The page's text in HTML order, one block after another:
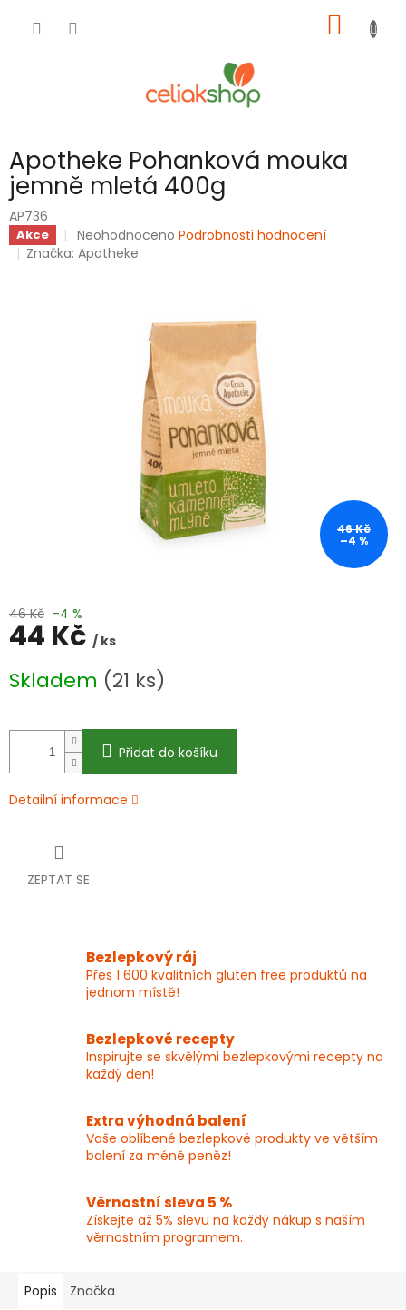
KOŠÍK
Apotheke Pohanková mouka
jemně mletá 400g
AP736
Akce
Průměrné
hodnocení
Neohodnoceno Podrobnosti hodnocení
Značka:Apotheke
46 Kč
–4 %
46 Kč –4 %
44 Kč / ks
cena:
Skladem (21 ks)
Přidat do košíku
Detailní informace
ZEPTAT SE
Bezlepkový ráj
Přes 1 600 kvalitních gluten free produktů na
jednom místě!
Bezlepkové recepty
Inspirujte se skvělými bezlepkovými recepty na
každý den!
Extra výhodná balení
Vaše oblíbené bezlepkové produkty ve větším
balení za méně peněz!
Věrnostní sleva 5 %
Získejte až 5% slevu na každý nákup s naším
věrnostním programem.
Popis Značka